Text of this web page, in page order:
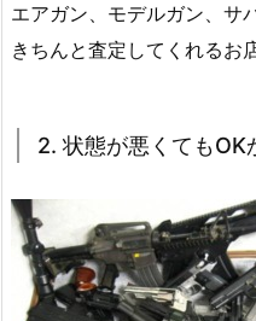
エアガン、モデルガン、サ
きちんと査定してくれるお
2. 状態が悪くてもOK